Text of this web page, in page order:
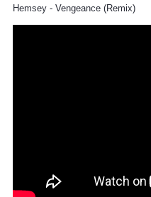
Hemsey - Vengeance (Remix)